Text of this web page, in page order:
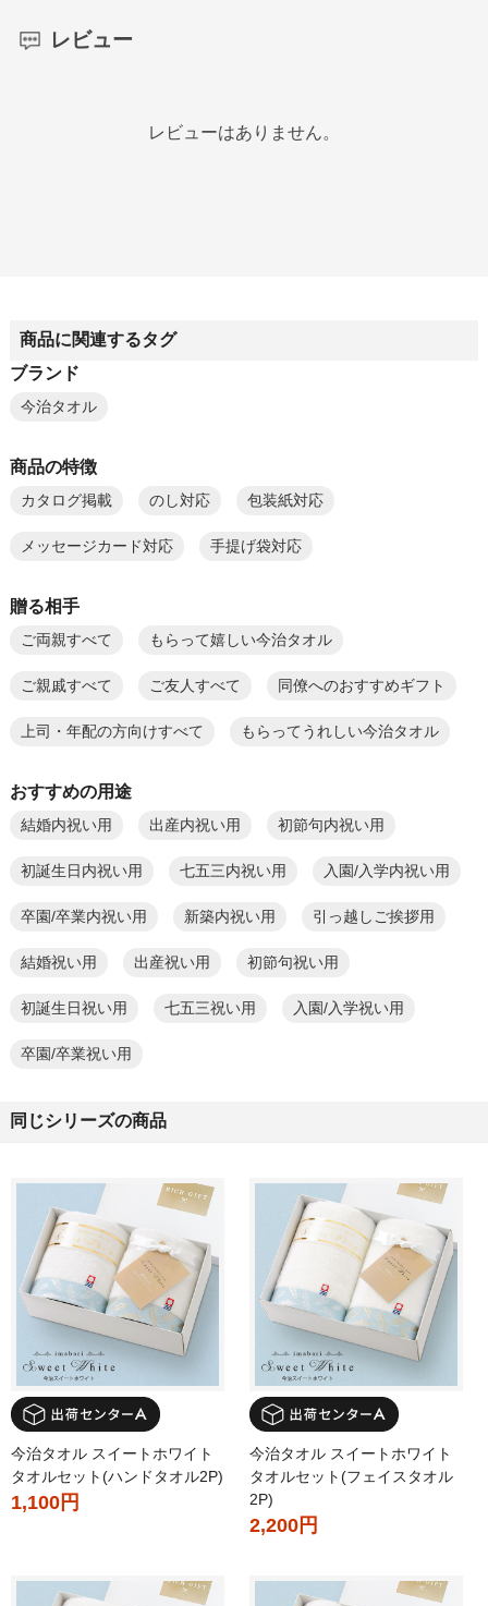
レビュー
レビューはありません。
商品に関連するタグ
ブランド
今治タオル
商品の特徴
カタログ掲載 のし対応 包装紙対応
メッセージカード対応 手提げ袋対応
贈る相手
ご両親すべて もらって嬉しい今治タオル
ご親戚すべて ご友人すべて 同僚へのおすすめギフト
上司・年配の方向けすべて もらってうれしい今治タオル
おすすめの用途
結婚内祝い用 出産内祝い用 初節句内祝い用
初誕生日内祝い用 七五三内祝い用 入園/入学内祝い用
卒園/卒業内祝い用 新築内祝い用 引っ越しご挨拶用
結婚祝い用 出産祝い用 初節句祝い用
初誕生日祝い用 七五三祝い用 入園/入学祝い用
卒園/卒業祝い用
同じシリーズの商品
今治タオル スイートホワイト
タオルセット(ハンドタオル2P)
1,100円
今治タオル スイートホワイト
タオルセット(フェイスタオル
2P)
2,200円